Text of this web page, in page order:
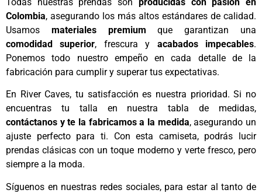
Colombia, asegurando los más altos estándares de calidad.
Usamos materiales premium que garantizan una
comodidad superior, frescura y acabados impecables.
Ponemos todo nuestro empeño en cada detalle de la
fabricación para cumplir y superar tus expectativas.
En River Caves, tu satisfacción es nuestra prioridad. Si no
encuentras tu talla en nuestra tabla de medidas,
contáctanos y te la fabricamos a la medida, asegurando un
ajuste perfecto para ti. Con esta camiseta, podrás lucir
prendas clásicas con un toque moderno y verte fresco, pero
siempre a la moda.
Síguenos en nuestras redes sociales, para estar al tanto de